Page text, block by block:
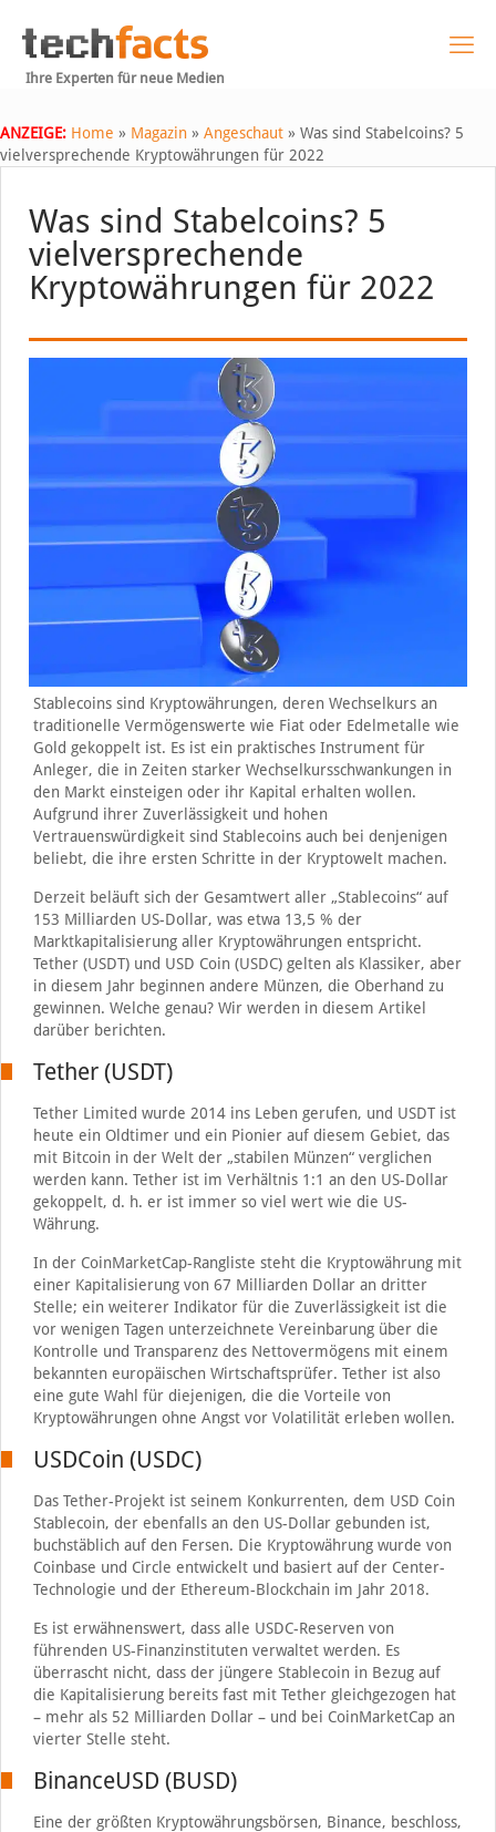
Ihre Experten für neue Medien
ANZEIGE: Home » Magazin » Angeschaut » Was sind Stabelcoins? 5
vielversprechende Kryptowährungen für 2022
Was sind Stabelcoins? 5
vielversprechende
Kryptowährungen für 2022
Stablecoins sind Kryptowährungen, deren Wechselkurs an
traditionelle Vermögenswerte wie Fiat oder Edelmetalle wie
Gold gekoppelt ist. Es ist ein praktisches Instrument für
Anleger, die in Zeiten starker Wechselkursschwankungen in
den Markt einsteigen oder ihr Kapital erhalten wollen.
Aufgrund ihrer Zuverlässigkeit und hohen
Vertrauenswürdigkeit sind Stablecoins auch bei denjenigen
beliebt, die ihre ersten Schritte in der Kryptowelt machen.
Derzeit beläuft sich der Gesamtwert aller „Stablecoins“ auf
153 Milliarden US-Dollar, was etwa 13,5 % der
Marktkapitalisierung aller Kryptowährungen entspricht.
Tether (USDT) und USD Coin (USDC) gelten als Klassiker, aber
in diesem Jahr beginnen andere Münzen, die Oberhand zu
gewinnen. Welche genau? Wir werden in diesem Artikel
darüber berichten.
Tether (USDT)
Tether Limited wurde 2014 ins Leben gerufen, und USDT ist
heute ein Oldtimer und ein Pionier auf diesem Gebiet, das
mit Bitcoin in der Welt der „stabilen Münzen“ verglichen
werden kann. Tether ist im Verhältnis 1:1 an den US-Dollar
gekoppelt, d. h. er ist immer so viel wert wie die US-
Währung.
In der CoinMarketCap-Rangliste steht die Kryptowährung mit
einer Kapitalisierung von 67 Milliarden Dollar an dritter
Stelle; ein weiterer Indikator für die Zuverlässigkeit ist die
vor wenigen Tagen unterzeichnete Vereinbarung über die
Kontrolle und Transparenz des Nettovermögens mit einem
bekannten europäischen Wirtschaftsprüfer. Tether ist also
eine gute Wahl für diejenigen, die die Vorteile von
Kryptowährungen ohne Angst vor Volatilität erleben wollen.
USDCoin (USDC)
Das Tether-Projekt ist seinem Konkurrenten, dem USD Coin
Stablecoin, der ebenfalls an den US-Dollar gebunden ist,
buchstäblich auf den Fersen. Die Kryptowährung wurde von
Coinbase und Circle entwickelt und basiert auf der Center-
Technologie und der Ethereum-Blockchain im Jahr 2018.
Es ist erwähnenswert, dass alle USDC-Reserven von
führenden US-Finanzinstituten verwaltet werden. Es
überrascht nicht, dass der jüngere Stablecoin in Bezug auf
die Kapitalisierung bereits fast mit Tether gleichgezogen hat
– mehr als 52 Milliarden Dollar – und bei CoinMarketCap an
vierter Stelle steht.
BinanceUSD (BUSD)
Eine der größten Kryptowährungsbörsen, Binance, beschloss,